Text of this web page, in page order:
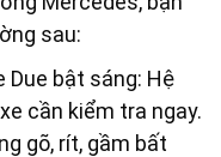
sau:
Due bật sáng: Hệ
cần kiểm tra ngay.
gõ, rít, gầm bất